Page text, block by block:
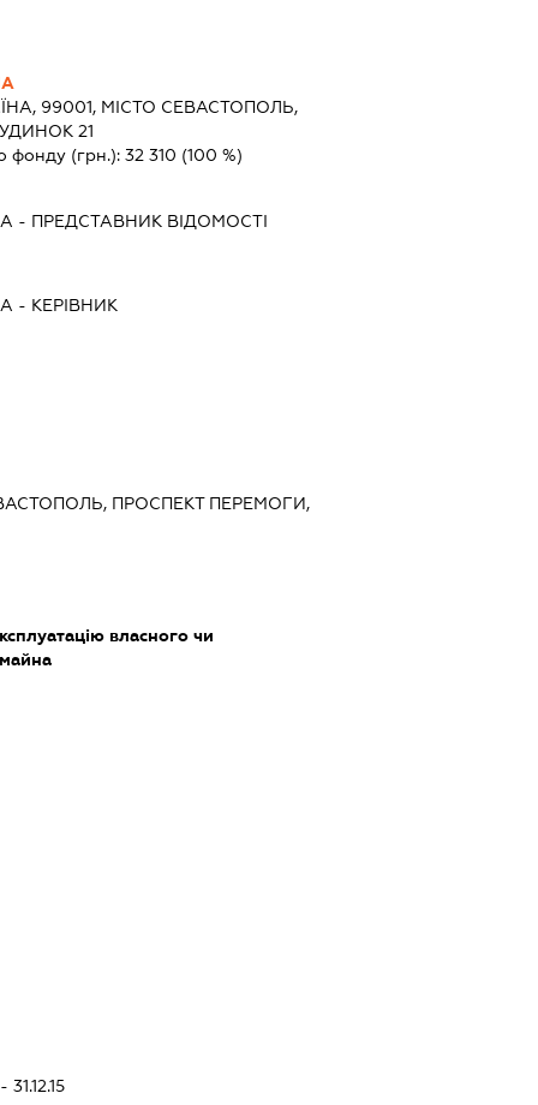
99001, МІСТО СЕВАСТОПОЛЬ,
21
фонду (грн.): 32 310 (100 %)
- ПРЕДСТАВНИКВІДОМОСТІ
- КЕРІВНИК
ПРОСПЕКТ ПЕРЕМОГИ,
власного чи